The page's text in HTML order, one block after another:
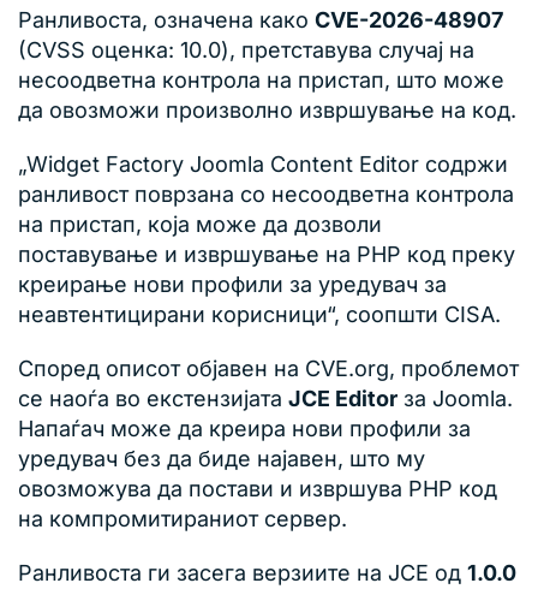
Ранливоста, означена како CVE-2026-48907
(CVSS оценка: 10.0), претставува случај на
несоодветна контрола на пристап, што може
да овозможи произволно извршување на код.
„Widget Factory Joomla Content Editor содржи
ранливост поврзана со несоодветна контрола
на пристап, која може да дозволи
поставување и извршување на PHP код преку
креирање нови профили за уредувач за
неавтентицирани корисници“, соопшти CISA.
Според описот објавен на CVE.org, проблемот
се наоѓа во екстензијата JCE Editor за Joomla.
Напаѓач може да креира нови профили за
уредувач без да биде најавен, што му
овозможува да постави и извршува PHP код
на компромитираниот сервер.
Ранливоста ги засега верзиите на JCE од 1.0.0